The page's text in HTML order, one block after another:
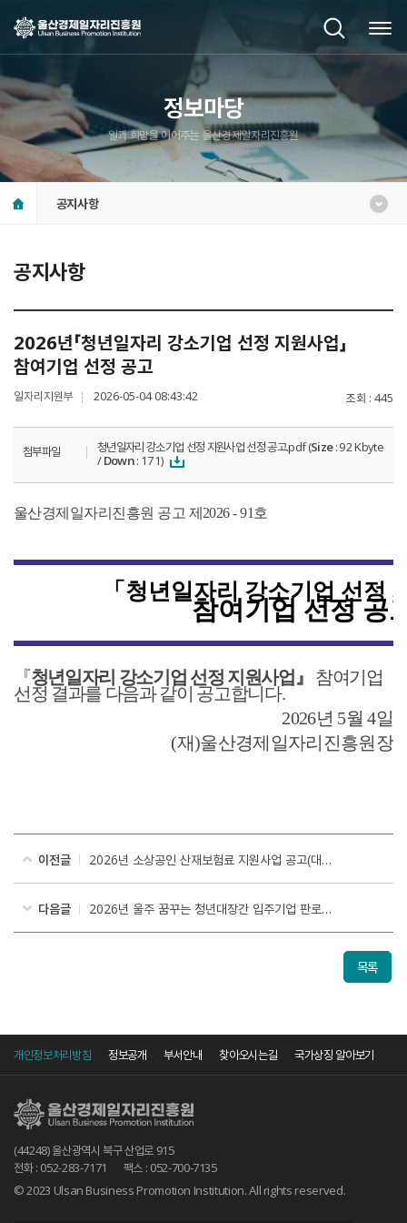
정보마당
일과 희망을 이어주는 울산경제일자리진흥원
공지사항
공지사항
2026년「청년일자리 강소기업 선정 지원사업」
참여기업 선정 공고
조회 445
일자리지원부 2026-05-04 08:43:42
첨부파일 청년일자리 강소기업 선정 지원사업 선정 공고.pdf (Size: 92 Kbyte
/Down: 171)
울산경제일자리진흥원 공고 제 2026 - 91 호
「 청년일자리 강소기업 선정
참여기업 선정 공
『청년일자리 강소기업 선정 지원사업 』
참여기업
선정 결과를 다음과 같이 공고합니다.
2026년 5월4일
(재)울산경제일자리진흥원장
이전글 2026년 소상공인 산재보험료 지원사업 공고(대표자/사업주 대상)
다음글 2026년 울주 꿈꾸는 청년대장간 입주기업 판로개척 지원사업 선정결과 공고
목록
개인정보처리방침 정보공개 부서안내 찾아오시는길 국가상징 알아보기
(44248) 울산광역시 북구 산업로 915
전화 : 052-283-7171
팩스 : 052-700-7135
© 2023 Ulsan Business Promotion Institution. All rights reserved.